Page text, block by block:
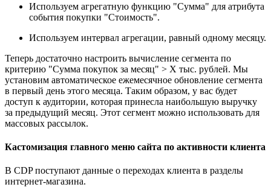
Используем агрегатную функцию "Сумма" для атрибута
события покупки "Стоимость".
Используем интервал агрегации, равный одному месяцу.
Теперь достаточно настроить вычисление сегмента по
критерию "Сумма покупок за месяц" > X тыс. рублей. Мы
установим автоматическое ежемесячное обновление сегмента
в первый день этого месяца. Таким образом, у вас будет
доступ к аудитории, которая принесла наибольшую выручку
за предыдущий месяц. Этот сегмент можно использовать для
массовых рассылок.
Кастомизация главного меню сайта по активности клиента
В CDP поступают данные о переходах клиента в разделы
интернет-магазина.